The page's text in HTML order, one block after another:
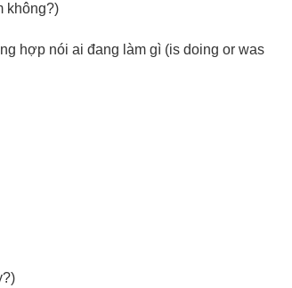
không?)
hợp nói ai đang làm gì (is doing or was